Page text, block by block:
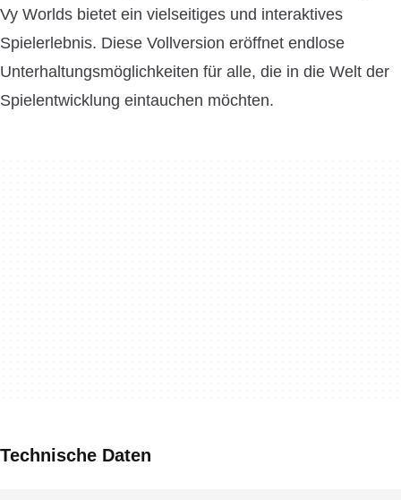
Vy Worlds bietet ein vielseitiges und interaktives
Spielerlebnis. Diese Vollversion eröffnet endlose
Unterhaltungsmöglichkeiten für alle, die in die Welt der
Spielentwicklung eintauchen möchten.
Technische Daten